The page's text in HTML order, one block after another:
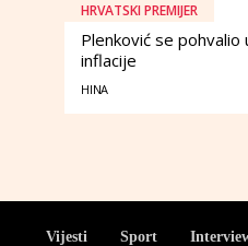
HRVATSKI PREMIJER
Plenković se pohvalio
inflacije
HINA
Vijesti Sport